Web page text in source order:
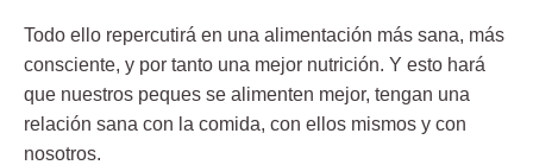
Todo ello repercutirá en una alimentación más sana, más
consciente, y por tanto una mejor nutrición. Y esto hará
que nuestros peques se alimenten mejor, tengan una
relación sana con la comida, con ellos mismos y con
nosotros.